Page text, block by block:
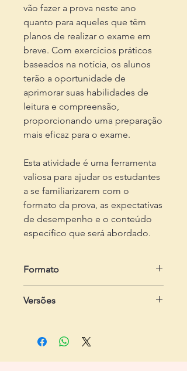
vão fazer a prova neste ano
quanto para aqueles que têm
planos de realizar o exame em
breve. Com exercícios práticos
baseados na notícia, os alunos
terão a oportunidade de
aprimorar suas habilidades de
leitura e compreensão,
proporcionando uma preparação
mais eficaz para o exame.
Esta atividade é uma ferramenta
valiosa para ajudar os estudantes
a se familiarizarem com o
formato da prova, as expectativas
de desempenho e o conteúdo
específico que será abordado.
Formato
Dois arquivos em .pdf
Versões
quatro exercícios
- Do professor:
com 4 páginas,